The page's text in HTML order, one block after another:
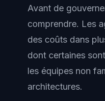
Avant de
comprendre. Les
des coûts dans
dont certaines
les équipes non
architectures.